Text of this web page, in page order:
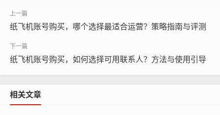
纸飞机账号购买，哪个选择最适合运营？策略指南与评测
纸飞机账号购买，如何选择可用联系人？方法与使用引导
相关文章